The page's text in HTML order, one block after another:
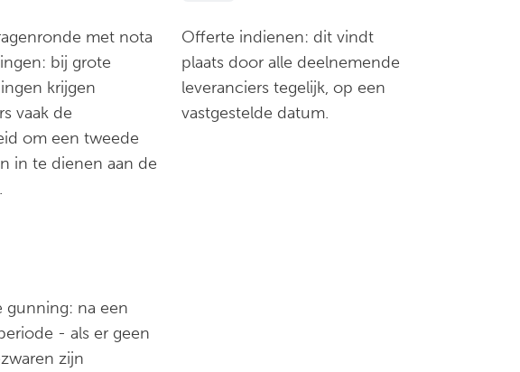
met nota
bij grote
krijgen
vaak de
om een tweede
in te dienen aan de
Offerte indienen: dit vindt
plaats door alle deelnemende
leveranciers tegelijk, op een
vastgestelde datum.
gunning: na een
- als er geen
zijn